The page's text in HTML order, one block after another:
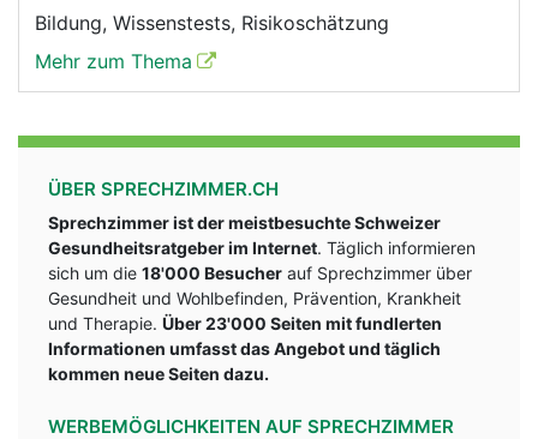
Bildung, Wissenstests, Risikoschätzung
Mehr zum Thema
ÜBER SPRECHZIMMER.CH
Sprechzimmer ist der meistbesuchte Schweizer
Gesundheitsratgeber im Internet. Täglich informieren
sich um die 18'000 Besucher auf Sprechzimmer über
Gesundheit und Wohlbefinden, Prävention, Krankheit
und Therapie. Über 23'000 Seiten mit fundlerten
Informationen umfasst das Angebot und täglich
kommen neue Seiten dazu.
WERBEMÖGLICHKEITEN AUF SPRECHZIMMER